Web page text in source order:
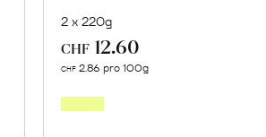
2 x 220g
CHF 12.60
CHF 2.86 pro 100g